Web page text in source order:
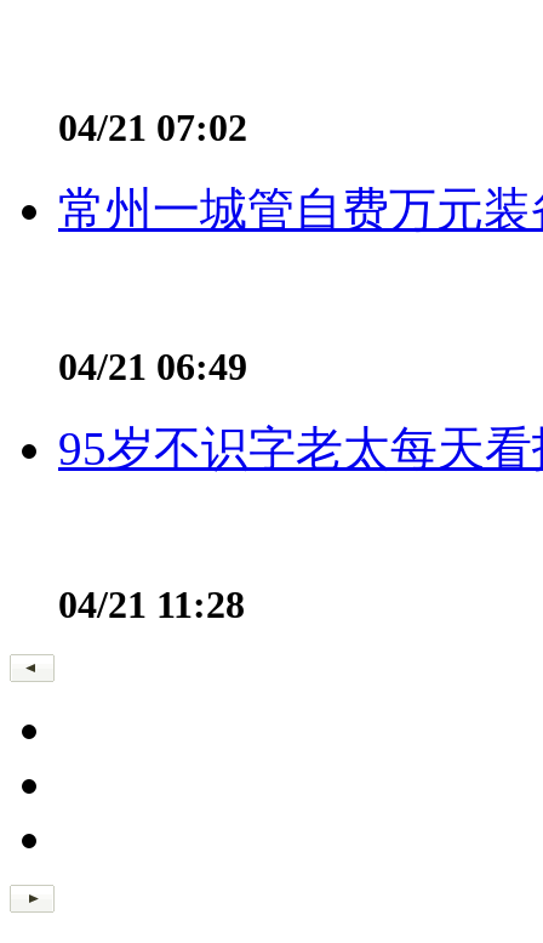
04/21 07:02
常州一城管自费万元
04/21 06:49
95岁不识字老太每天
04/21 11:28